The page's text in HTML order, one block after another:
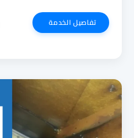
تفاصيل الخدمةشركة
تنظيف